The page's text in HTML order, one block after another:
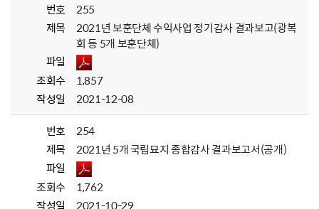
번호
255
제목
2021년 보훈단체 수익사업 정기감사 결과보고(광복
회 등 5개 보훈단체)
파일
조회수
1,857
작성일
2021-12-08
번호
254
제목
2021년 5개 국립묘지 종합감사 결과보고서(공개)
파일
조회수
1,762
작성일
2021-10-29